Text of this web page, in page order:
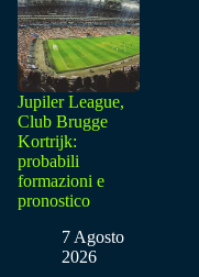
Jupiler League,
Club Brugge
Kortrijk:
probabili
formazioni e
pronostico
7 Agosto
2026